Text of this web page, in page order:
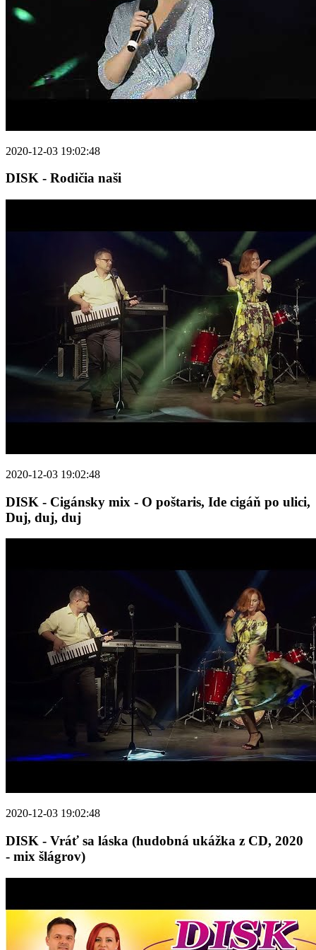
2020-12-03 19:02:48
DISK - Rodičia naši
2020-12-03 19:02:48
DISK - Cigánsky mix - O poštaris, Ide cigáň po ulici,
Duj, duj, duj
2020-12-03 19:02:48
DISK - Vráť sa láska (hudobná ukážka z CD, 2020
- mix šlágrov)